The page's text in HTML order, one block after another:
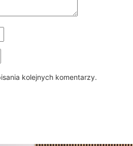
kolejnych komentarzy.